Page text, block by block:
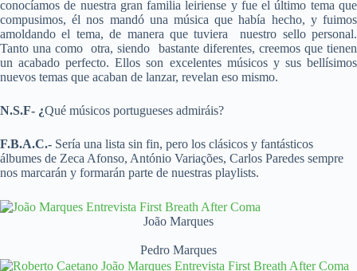
conocíamos de nuestra gran familia leiriense y fue el último tema que
compusimos, él nos mandó una música que había hecho, y fuimos
amoldando el tema, de manera que tuviera nuestro sello personal.
Tanto una como otra, siendo bastante diferentes, creemos que tienen
un acabado perfecto. Ellos son excelentes músicos y sus bellísimos
nuevos temas que acaban de lanzar, revelan eso mismo.
N.S.F- ¿Qué músicos portugueses admiráis?
F.B.A.C.- Sería una lista sin fin, pero los clásicos y fantásticos
álbumes de Zeca Afonso, António Variações, Carlos Paredes sempre
nos marcarán y formarán parte de nuestras playlists.
João Marques
Pedro Marques